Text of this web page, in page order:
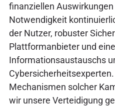
finanziellen
Notwendigkeit
der Nutzer, robuster
Plattformanbieter und
Informationsaustauschs
Mechanismen solcher
wir unsere Verteidigung